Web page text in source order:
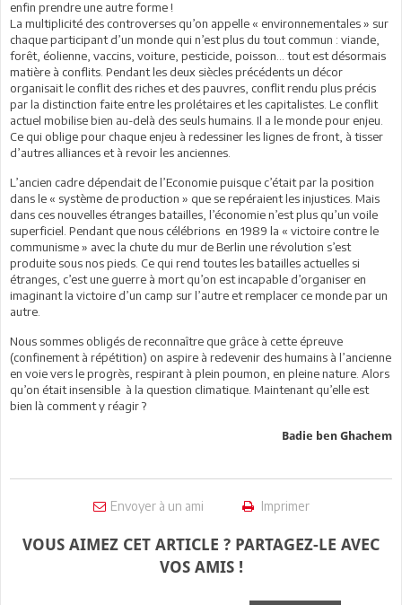
enfin prendre une autre forme !
La multiplicité des controverses qu’on appelle « environnementales » sur
chaque participant d’un monde qui n’est plus du tout commun : viande,
forêt, éolienne, vaccins, voiture, pesticide, poisson… tout est désormais
matière à conflits. Pendant les deux siècles précédents un décor
organisait le conflit des riches et des pauvres, conflit rendu plus précis
par la distinction faite entre les prolétaires et les capitalistes. Le conflit
actuel mobilise bien au-delà des seuls humains. Il a le monde pour enjeu.
Ce qui oblige pour chaque enjeu à redessiner les lignes de front, à tisser
d’autres alliances et à revoir les anciennes.
L’ancien cadre dépendait de l’Economie puisque c’était par la position
dans le « système de production » que se repéraient les injustices. Mais
dans ces nouvelles étranges batailles, l’économie n’est plus qu’un voile
superficiel. Pendant que nous célébrions en 1989 la « victoire contre le
communisme » avec la chute du mur de Berlin une révolution s’est
produite sous nos pieds. Ce qui rend toutes les batailles actuelles si
étranges, c’est une guerre à mort qu’on est incapable d’organiser en
imaginant la victoire d’un camp sur l’autre et remplacer ce monde par un
autre.
Nous sommes obligés de reconnaître que grâce à cette épreuve
(confinement à répétition) on aspire à redevenir des humains à l’ancienne
en voie vers le progrès, respirant à plein poumon, en pleine nature. Alors
qu’on était insensible à la question climatique. Maintenant qu’elle est
bien là comment y réagir ?
Badie ben Ghachem
Envoyer à un ami Imprimer
VOUS AIMEZ CET ARTICLE ? PARTAGEZ-LE AVEC
VOS AMIS !